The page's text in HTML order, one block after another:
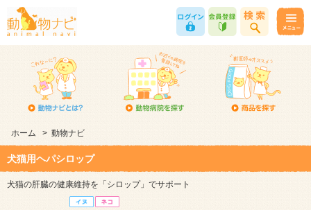
ホーム > 動物ナビ
犬猫用ヘパシロップ
犬猫の肝臓の健康維持を「シロップ」でサポート